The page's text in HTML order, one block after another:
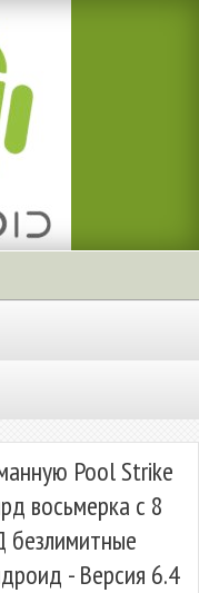
Pool Strike
восьмерка с 8
- Версия 6.4